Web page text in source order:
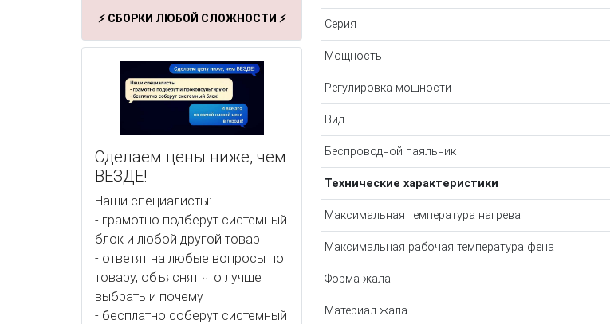
⚡ СБОРКИ ЛЮБОЙ СЛОЖНОСТИ ⚡
Сделаем цены ниже, чем
ВЕЗДЕ!
Наши специалисты:
- грамотно подберут системный
блок и любой другой товар
- ответят на любые вопросы по
товару, объяснят что лучше
выбрать и почему
- бесплатно соберут системный
Серия
Мощность
Регулировка мощности
Вид
Беспроводной паяльник
Технические характеристики
Максимальная температура нагрева
Максимальная рабочая температура фена
Форма жала
Материал жала